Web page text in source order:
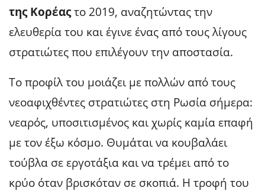
της Κορέαςτο 2019, αναζητώντας την
ελευθερία του και έγινε ένας από τους λίγους
στρατιώτες που επιλέγουν την αποστασία.
Το προφίλ του μοιάζει με πολλών από τους
νεοαφιχθέντες στρατιώτες στη Ρωσία σήμερα:
νεαρός, υποσιτισμένος και χωρίς καμία επαφή
με τον έξω κόσμο. Θυμάται να κουβαλάει
τούβλα σε εργοτάξια και να τρέμει από το
κρύο όταν βρισκόταν σε σκοπιά. Η τροφή του